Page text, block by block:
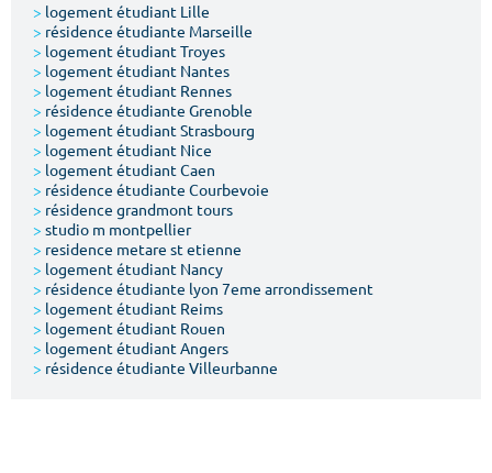
Votre date d'entrée
Chercher
> logement étudiant Lille
> résidence étudiante Marseille
> logement étudiant Troyes
> logement étudiant Nantes
> logement étudiant Rennes
> résidence étudiante Grenoble
> logement étudiant Strasbourg
> logement étudiant Nice
> logement étudiant Caen
> résidence étudiante Courbevoie
> résidence grandmont tours
> studio m montpellier
> residence metare st etienne
> logement étudiant Nancy
> résidence étudiante lyon 7eme arrondissement
> logement étudiant Reims
> logement étudiant Rouen
> logement étudiant Angers
> résidence étudiante Villeurbanne